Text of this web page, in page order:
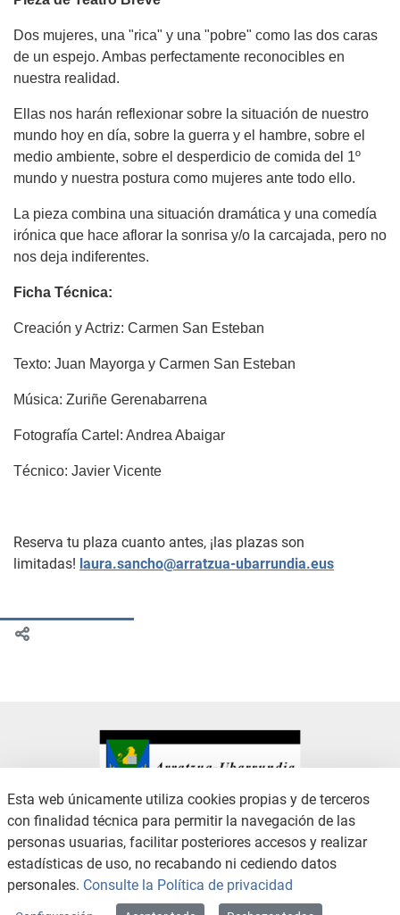
Dos mujeres, una "rica" y una "pobre" como las dos caras
de un espejo. Ambas perfectamente reconocibles en
nuestra realidad.
Ellas nos harán reflexionar sobre la situación de nuestro
mundo hoy en día, sobre la guerra y el hambre, sobre el
medio ambiente, sobre el desperdicio de comida del 1º
mundo y nuestra postura como mujeres ante todo ello.
La pieza combina una situación dramática y una comedía
irónica que hace aflorar la sonrisa y/o la carcajada, pero no
nos deja indiferentes.
Ficha Técnica:
Creación y Actriz: Carmen San Esteban
Texto: Juan Mayorga y Carmen San Esteban
Música: Zuriñe Gerenabarrena
Fotografía Cartel: Andrea Abaigar
Técnico: Javier Vicente
Reserva tu plaza cuanto antes, ¡las plazas son
limitadas! laura.sancho@arratzua-ubarrundia.eus
CONTACTO
AVISO LEGAL
CANAL DE DENUNCIAS
POLÍTICA DE PRIVACIDAD
POLÍTICA DE COOKIES
ACCESIBILIDAD
Esta web únicamente utiliza cookies propias y de terceros
con finalidad técnica para permitir la navegación de las
personas usuarias, facilitar posteriores accesos y realizar
estadísticas de uso, no recabando ni cediendo datos
personales. Consulte la Política de privacidad